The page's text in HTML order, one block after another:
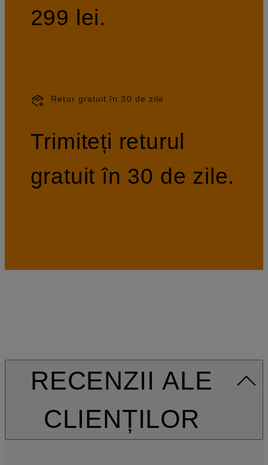
299 lei.
Retur gratuit în 30 de zile
Trimiteți returul
gratuit în 30 de zile.
RECENZII ALE
CLIENȚILOR